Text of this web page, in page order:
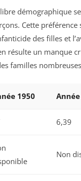
démographique
Cette
des filles et
résulte un manque
familles
1950
6,39
Non